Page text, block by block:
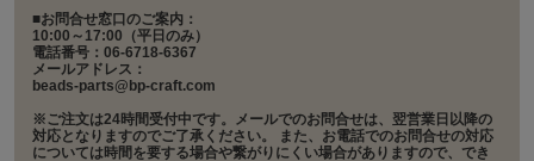
■お問合せ窓口のご案内：
10:00～17:00（平日のみ）
電話番号：06-6718-6367
メールアドレス：
beads-parts@bp-craft.com
※ご注文は24時間受付中です。メールでのお問合せは、翌営業日以降の
対応となりますのでご了承ください。 また、お電話でのお問合せの対応
については時間を要する場合や繋がりにくい場合がありますので、でき